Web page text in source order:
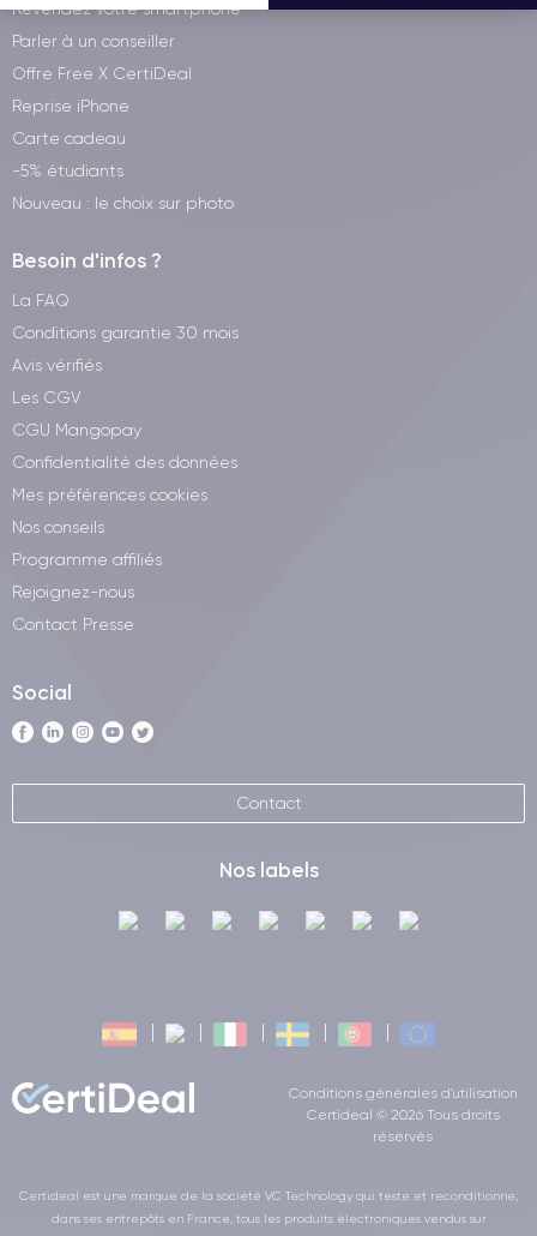
Revendez votre smartphone
Parler à un conseiller
Offre Free X CertiDeal
Reprise iPhone
Carte cadeau
-5% étudiants
Nouveau : le choix sur photo
Besoin d'infos ?
La FAQ
Conditions garantie 30 mois
Avis vérifiés
Les CGV
CGU Mangopay
Confidentialité des données
Mes préférences cookies
Nos conseils
Programme affiliés
Rejoignez-nous
Contact Presse
Social
Contact
Nos labels
Conditions générales d'utilisation
Certideal © 2026 Tous droits
réservés
Certideal est une marque de la société VC Technology qui teste et reconditionne,
dans ses entrepôts en France, tous les produits électroniques vendus sur